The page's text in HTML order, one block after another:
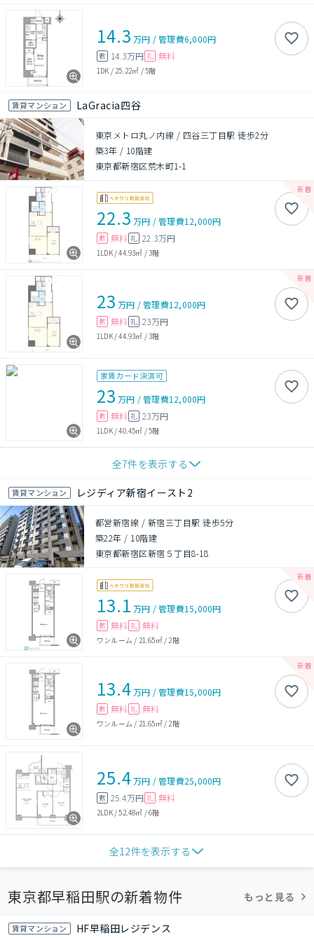
14.3 万円 /管理費6,000円
敷 14.3万円 礼 無料
1DK / 25.22㎡ /5階
賃貸マンション LaGracia四谷
東京メトロ丸ノ内線 / 四谷三丁目駅 徒歩2分
築3年 / 10階建
東京都新宿区荒木町1-1
22.3 万円 /管理費12,000円
敷 無料 礼 22.3万円
1LDK/44.93㎡ /3階
23 万円 /管理費12,000円
敷 無料 礼 23万円
1LDK/44.93㎡ /3階
家賃カード決済可
23 万円 /管理費12,000円
敷 無料 礼 23万円
1LDK/40.45㎡ /5階
全7件を表示する
賃貸マンション レジディア新宿イースト2
都営新宿線 / 新宿三丁目駅 徒歩5分
築22年 / 10階建
東京都新宿区新宿５丁目8-18
13.1 万円 /管理費15,000円
敷 無料 礼 無料
ワンルーム / 21.65㎡/2階
13.4万円 /管理費15,000円
敷 無料 礼 無料
ワンルーム / 21.65㎡/ 2階
25.4万円 /管理費25,000円
敷 25.4万円 礼 無料
2LDK/52.48㎡ /6階
全12件を表示する
東京都早稲田駅の新着物件 もっと見る
賃貸マンション HF早稲田レジデンス